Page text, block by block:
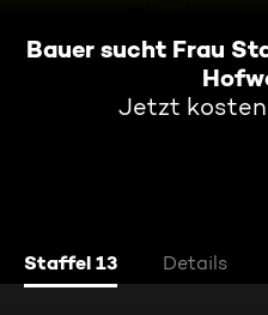
Bauer sucht Frau
Jetzt
Staffel 13 Details